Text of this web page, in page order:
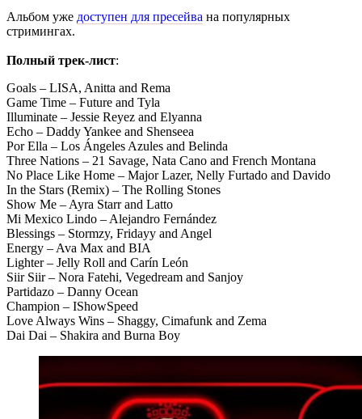
Альбом уже доступен для пресейва на популярных
стримингах.
Полный трек-лист:
Goals – LISA, Anitta and Rema
Game Time – Future and Tyla
Illuminate – Jessie Reyez and Elyanna
Echo – Daddy Yankee and Shenseea
Por Ella – Los Ángeles Azules and Belinda
Three Nations – 21 Savage, Nata Cano and French Montana
No Place Like Home – Major Lazer, Nelly Furtado and Davido
In the Stars (Remix) – The Rolling Stones
Show Me – Ayra Starr and Latto
Mi Mexico Lindo – Alejandro Fernández
Blessings – Stormzy, Fridayy and Angel
Energy – Ava Max and BIA
Lighter – Jelly Roll and Carín León
Siir Siir – Nora Fatehi, Vegedream and Sanjoy
Partidazo – Danny Ocean
Champion – IShowSpeed
Love Always Wins – Shaggy, Cimafunk and Zema
Dai Dai – Shakira and Burna Boy